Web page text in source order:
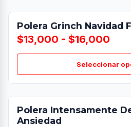
Polera Grinch Navidad
$13,000 - $16,000
Seleccionar
Polera Intensamente
Ansiedad